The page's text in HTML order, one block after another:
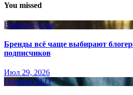
You missed
Вебмастерская
Бренды всё чаще выбирают
подписчиков
Июл 29, 2026
Новости SEO